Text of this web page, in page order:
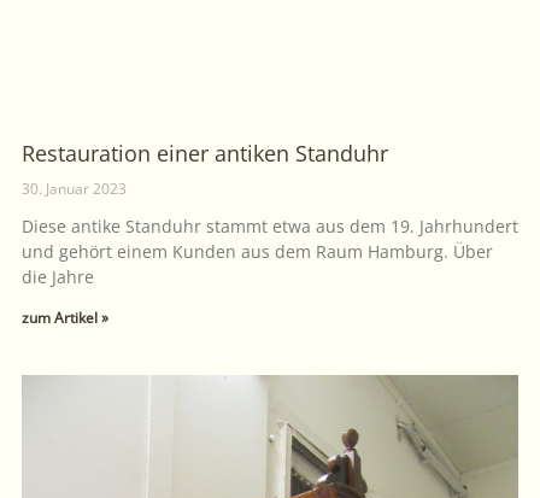
Restauration einer antiken Standuhr
30. Januar 2023
Diese antike Standuhr stammt etwa aus dem 19. Jahrhundert
und gehört einem Kunden aus dem Raum Hamburg. Über
die Jahre
zum Artikel »